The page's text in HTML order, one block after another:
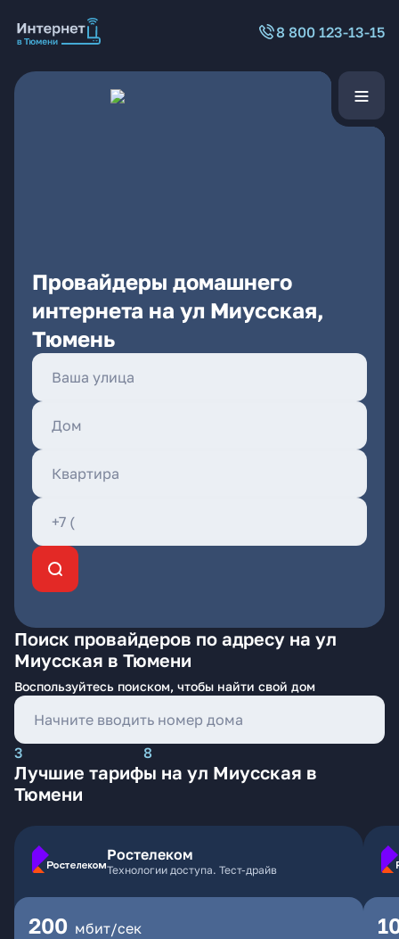
8 800 123-13-15
Провайдеры домашнего
интернета на ул Миусская,
Тюмень
Поиск провайдеров по адресу на ул
Миусская в Тюмени
Воспользуйтесь поиском, чтобы найти свой дом
3 8
Лучшие тарифы на ул Миусская в
Тюмени
Ростелеком
Технологии доступа. Тест-драйв
200 мбит/сек